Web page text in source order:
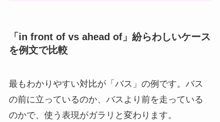
「in front of vs ahead of」紛らわしいケース
を例文で比較
最もわかりやすい対比が「バス」の例です。バス
の前に立っているのか、バスより前を走っている
のかで、使う表現がガラリと変わります。